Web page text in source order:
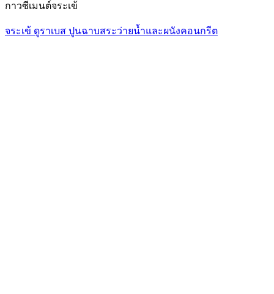
กาวซีเมนต์จระเข้
จระเข้ ดูราเบส ปูนฉาบสระว่ายน้ำและผนังคอนกรีต